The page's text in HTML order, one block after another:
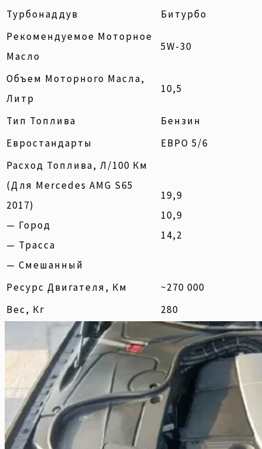
Турбонаддув
Битурбо
Рекомендуемое Моторное
Масло
5W-30
Объем Моторного Масла,
Литр
10,5
Тип Топлива
Бензин
Евростандарты
ЕВРО 5/6
Расход Топлива, Л/100 Км
(для Mercedes AMG S65
2017)
— Город
— Трасса
— Смешанный
19,9
10,9
14,2
Ресурс Двигателя, Км
~270 000
Вес, Кг
280